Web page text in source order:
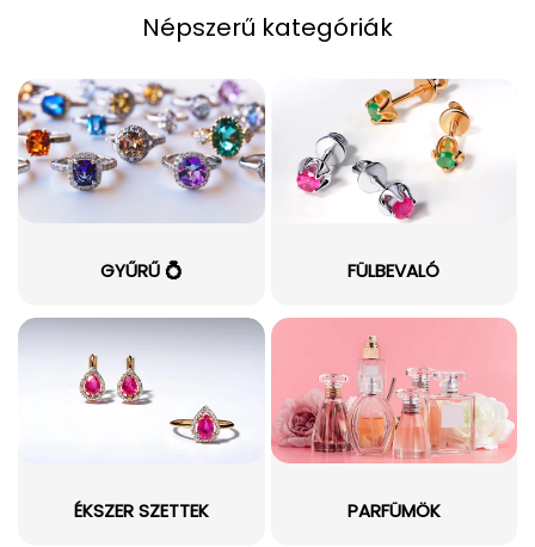
Népszerű kategóriák
GYŰRŰ 💍 FÜLBEVALÓ
ÉKSZER SZETTEK PARFÜMÖK